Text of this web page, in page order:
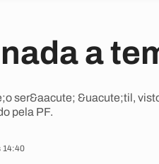
a
ser&aacute; &uacute;til,
pela PF.
14:40